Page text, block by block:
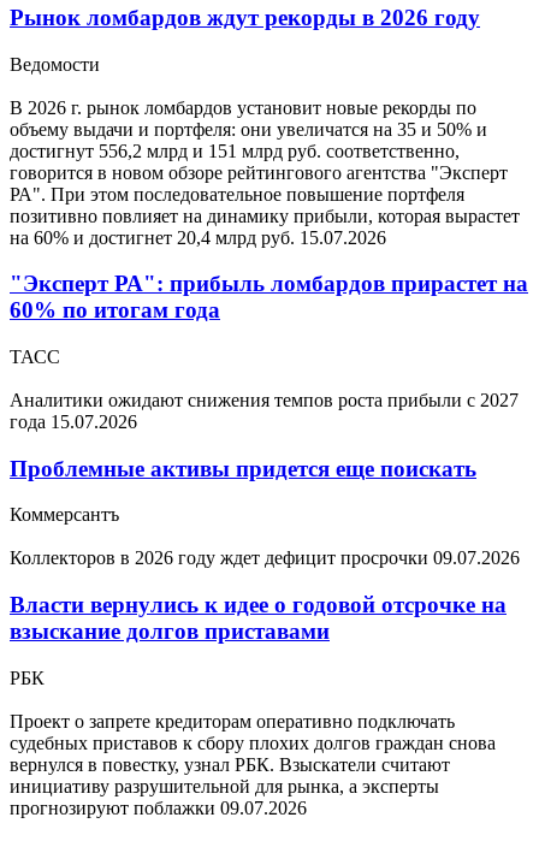
Рынок ломбардов ждут рекорды в 2026 году
Ведомости
В 2026 г. рынок ломбардов установит новые рекорды по
объему выдачи и портфеля: они увеличатся на 35 и 50% и
достигнут 556,2 млрд и 151 млрд руб. соответственно,
говорится в новом обзоре рейтингового агентства "Эксперт
РА". При этом последовательное повышение портфеля
позитивно повлияет на динамику прибыли, которая вырастет
на 60% и достигнет 20,4 млрд руб. 15.07.2026
"Эксперт РА": прибыль ломбардов прирастет на
60% по итогам года
ТАСС
Аналитики ожидают снижения темпов роста прибыли с 2027
года 15.07.2026
Проблемные активы придется еще поискать
Коммерсантъ
Коллекторов в 2026 году ждет дефицит просрочки 09.07.2026
Власти вернулись к идее о годовой отсрочке на
взыскание долгов приставами
РБК
Проект о запрете кредиторам оперативно подключать
судебных приставов к сбору плохих долгов граждан снова
вернулся в повестку, узнал РБК. Взыскатели считают
инициативу разрушительной для рынка, а эксперты
прогнозируют поблажки 09.07.2026